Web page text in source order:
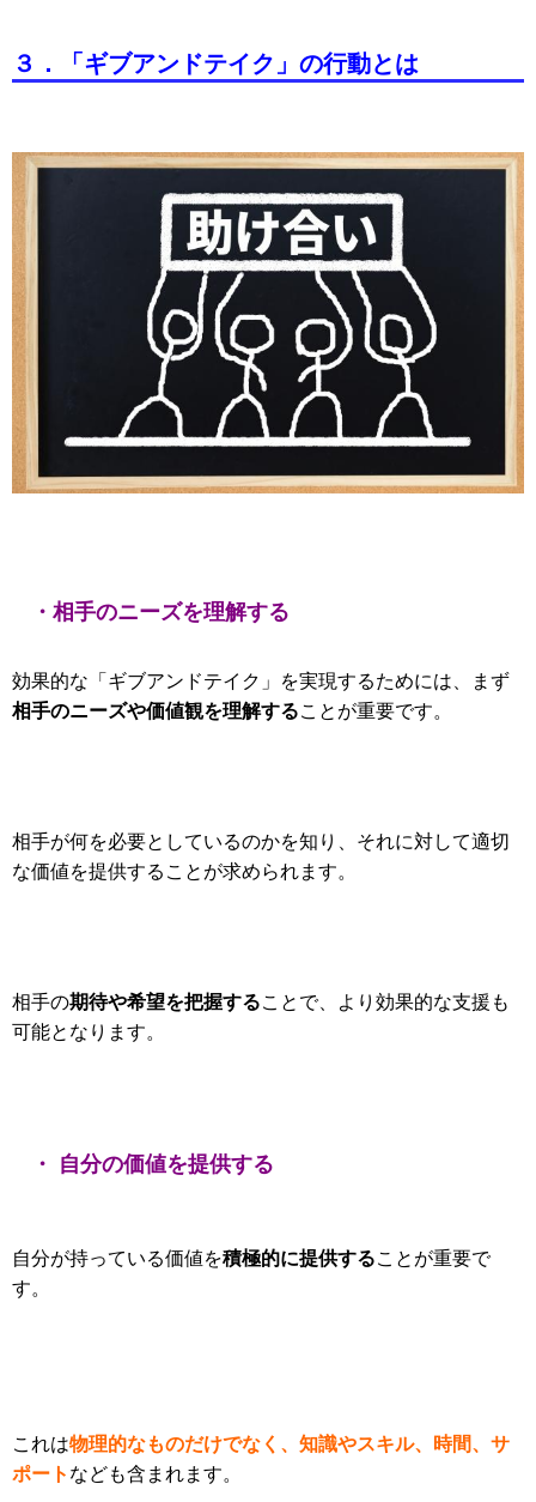
３．「ギブアンドテイク」の行動とは
・相手のニーズを理解する
効果的な「ギブアンドテイク」を実現するためには、まず
相手のニーズや価値観を理解することが重要です。
相手が何を必要としているのかを知り、それに対して適切
な価値を提供することが求められます。
相手の期待や希望を把握することで、より効果的な支援も
可能となります。
・ 自分の価値を提供する
自分が持っている価値を積極的に提供することが重要で
す。
これは物理的なものだけでなく、知識やスキル、時間、サ
ポートなども含まれます。